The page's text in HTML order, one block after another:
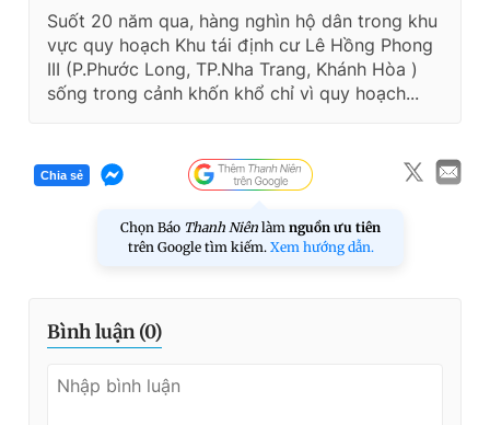
Suốt 20 năm qua, hàng nghìn hộ dân trong khu
vực quy hoạch Khu tái định cư Lê Hồng Phong
III (P.Phước Long, TP.Nha Trang, Khánh Hòa )
sống trong cảnh khốn khổ chỉ vì quy hoạch...
Chia sẻ
Chọn Báo Thanh Niên làm nguồn ưu tiên
trên Google tìm kiếm. Xem hướng dẫn.
Bình luận (0)